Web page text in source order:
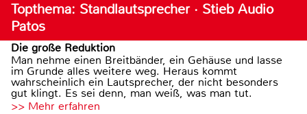
Topthema: Standlautsprecher · Stieb Audio
Patos
Die große Reduktion
Man nehme einen Breitbänder, ein Gehäuse und lasse
im Grunde alles weitere weg. Heraus kommt
wahrscheinlich ein Lautsprecher, der nicht besonders
gut klingt. Es sei denn, man weiß, was man tut.
>> Mehr erfahren